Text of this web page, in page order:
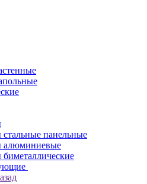
стальные панельные
алюминиевые
биметаллические